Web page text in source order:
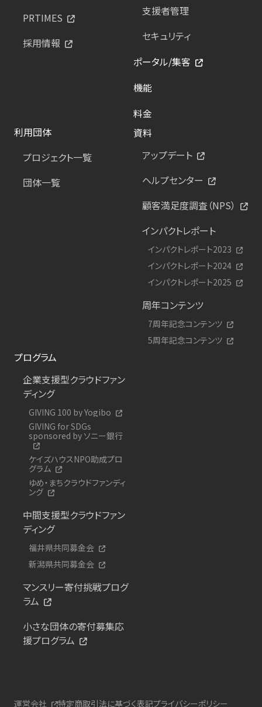
PRTIMES
採用情報
支援者管理
セキュリティ
ポータル/集客
機能
料金
利用団体
プロジェクト一覧
団体一覧
資料
アップデート
ヘルプセンター
顧客満足度調査（NPS）
インパクトレポート
インパクトレポート2023
インパクトレポート2024
インパクトレポート2025
周年コンテンツ
7周年記念コンテンツ
5周年記念コンテンツ
プログラム
企業支援型クラウドファン
ディング
GIVING 100 by Yogibo
GIVING for SDGs
sponsored by ソニー銀行
ケイズハウスNPO助成プロ
グラム
ゆめ・まちクラウドファンディ
ング
中間支援型クラウドファン
ディング
福井県共同募金会
新潟県共同募金会
マンスリー寄付挑戦プログ
ラム
小さな団体の寄付募集応
援プログラム
運営会社 特定商取引法に基づく表記プライバシーポリシー